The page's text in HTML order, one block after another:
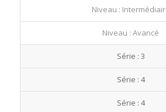
Niveau :
Niveau : Avancé
Série : 3
Série : 4
Série : 4